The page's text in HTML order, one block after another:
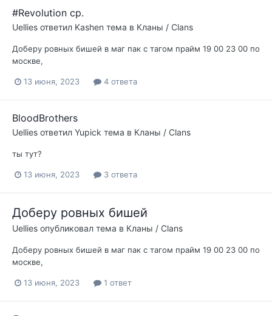
#Revolution cp.
Uellies ответил Kashen тема в Кланы / Clans
Доберу ровных бишей в маг пак с тагом прайм 19 00 23 00 по
москве,
13 июня, 2023 4 ответа
BloodBrothers
Uellies ответил Yupick тема в Кланы / Clans
ты тут?
13 июня, 2023 3 ответа
Доберу ровных бишей
Uellies опубликовал тема в Кланы / Clans
Доберу ровных бишей в маг пак с тагом прайм 19 00 23 00 по
москве,
13 июня, 2023 1 ответ